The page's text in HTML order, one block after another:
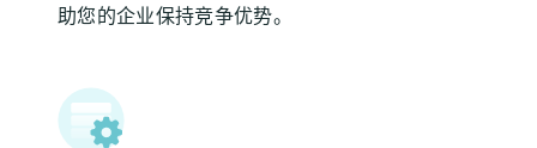
助您的企业保持竞争优势。